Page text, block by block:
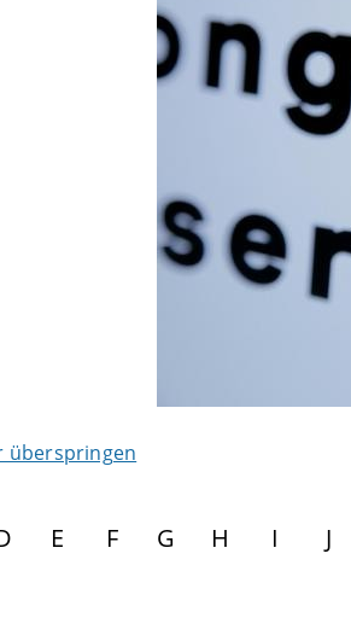
überspringen
E F G H I J